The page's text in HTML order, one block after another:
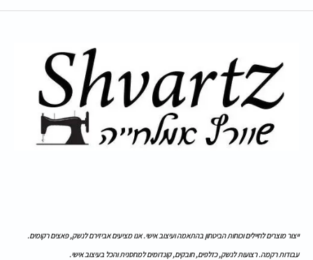
ייצור מוצרים לחיילים וכוחות הביטחון בהתאמה ועיצוב אישי. אנו מציעים אביזירם לנשק, פאצים רקומים.
עבודות רקמה. רצועות לנשק, כזלפים, חובקים, קונדומים למחסנית והכל בעיצוב אישי.